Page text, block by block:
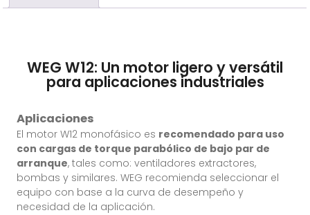
WEG W12: Un motor ligero y versátil
para aplicaciones industriales
Aplicaciones
El motor W12 monofásico es recomendado para uso
con cargas de torque parabólico de bajo par de
arranque, tales como: ventiladores extractores,
bombas y similares. WEG recomienda seleccionar el
equipo con base a la curva de desempeño y
necesidad de la aplicación.